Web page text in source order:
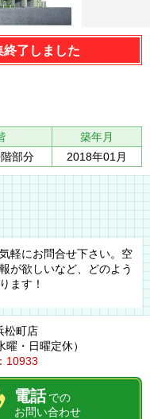
了しました
築年月
部分 2018年01月
軽にお問合せ下さい。空
が欲しいなど、どのよう
ます！
松町店
・日曜定休）
10933
電話 での
お問い合わせ